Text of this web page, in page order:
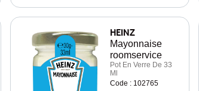
HEINZ
Mayonnaise
roomservice
Pot En Verre De 33
Ml
Code : 102765